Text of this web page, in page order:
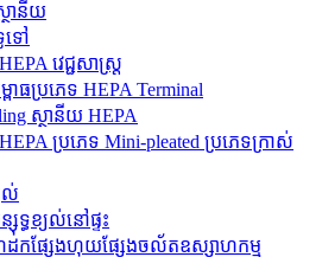
ថានីយ
ទៅ
វេជ្ជសាស្ត្រ
ពាធប្រភេទ HEPA Terminal
ស្ថានីយ HEPA
ប្រភេទ Mini-pleated ប្រភេទក្រាស់
ល់
ទ្ធខ្យល់នៅផ្ទះ
កផ្សែងហុយផ្សែងចល័តឧស្សាហកម្ម